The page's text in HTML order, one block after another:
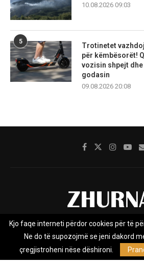
10.08.2026 09:03
5
Trotinetet
për këmbësorët!
vozisin shpejt
godasin
09.08.2026 20:08
Rreth nesh Impresumi
Privacy Policy
Zhurnal.mk është Agjenci e Lajmeve e
Kjo faqe interneti përdor cookies për të
Ne do të supozojmë se jeni dakord
çregjistroheni nëse dëshironi.